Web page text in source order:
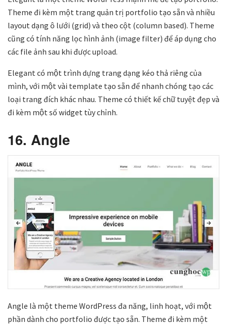
Theme đi kèm một trang quản trị portfolio tạo sẵn và nhiều
layout dạng ô lưới (grid) và theo cột (column based). Theme
cũng có tính năng lọc hình ảnh (image filter) để áp dụng cho
các file ảnh sau khi được upload.
Elegant có một trình dựng trang dạng kéo thả riêng của
mình, với một vài template tạo sẵn để nhanh chóng tạo các
loại trang đích khác nhau. Theme có thiết kế chữ tuyệt đẹp và
đi kèm một số widget tùy chỉnh.
16. Angle
Angle là một theme WordPress đa năng, linh hoạt, với ​một ​
phần dành cho portfolio được tạo sẵn. Theme đi kèm một